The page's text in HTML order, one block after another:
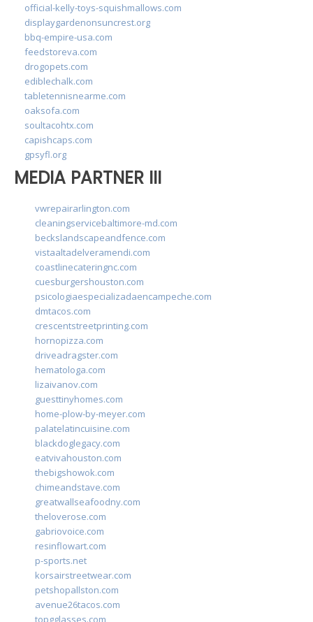
official-kelly-toys-squishmallows.com
displaygardenonsuncrest.org
bbq-empire-usa.com
feedstoreva.com
drogopets.com
ediblechalk.com
tabletennisnearme.com
oaksofa.com
soultacohtx.com
capishcaps.com
gpsyfl.org
MEDIA PARTNER III
vwrepairarlington.com
cleaningservicebaltimore-md.com
beckslandscapeandfence.com
vistaaltadelveramendi.com
coastlinecateringnc.com
cuesburgershouston.com
psicologiaespecializadaencampeche.com
dmtacos.com
crescentstreetprinting.com
hornopizza.com
driveadragster.com
hematologa.com
lizaivanov.com
guesttinyhomes.com
home-plow-by-meyer.com
palatelatincuisine.com
blackdoglegacy.com
eatvivahouston.com
thebigshowok.com
chimeandstave.com
greatwallseafoodny.com
theloverose.com
gabriovoice.com
resinflowart.com
p-sports.net
korsairstreetwear.com
petshopallston.com
avenue26tacos.com
topgglasses.com